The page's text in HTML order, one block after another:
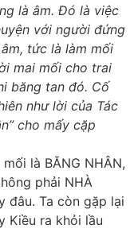
là âm. Đó là việc
với người đứng
tức là làm mối
mai mối cho trai
băng tan đó. Cố
như lời của Tác
cho mấy cặp
là BĂNG NHÂN,
phải NHÀ
đâu. Ta còn gặp lại
Kiều ra khỏi lầu